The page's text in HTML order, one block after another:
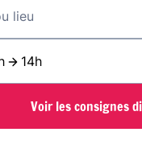
14h
Voir les consignes